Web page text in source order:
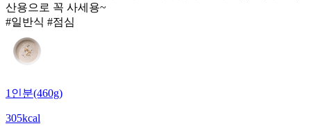
산용으로 꼭 사세용~
#일반식 #점심
1인분(460g)
305kcal